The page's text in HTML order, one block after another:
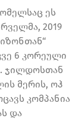
ეს
2019
6 კორეული
ჯილდოსთან
მერის, ოჰ
კომპანია
და